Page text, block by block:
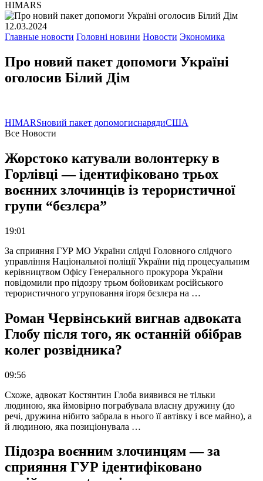
HIMARS
12.03.2024
Главные новости Головні новини Новости Экономика
Про новий пакет допомоги Україні
оголосив Білий Дім
HIMARSновий пакет допомогиснарядиСША
Все Новости
Жорстоко катували волонтерку в
Горлівці — ідентифіковано трьох
воєнних злочинців із терористичної
групи “бєзлєра”
19:01
За сприяння ГУР МО України слідчі Головного слідчого
управління Національної поліції України під процесуальним
керівництвом Офісу Генерального прокурора України
повідомили про підозру трьом бойовикам російського
терористичного угруповання іґоря бєзлєра на …
Роман Червінський вигнав адвоката
Глобу після того, як останній обібрав
колег розвідника?
09:56
Схоже, адвокат Костянтин Глоба виявився не тільки
людиною, яка ймовірно пограбувала власну дружину (до
речі, дружина нібито забрала в нього її автівку і все майно), а
й людиною, яка позиціонувала …
Підозра воєнним злочинцям — за
сприяння ГУР ідентифіковано